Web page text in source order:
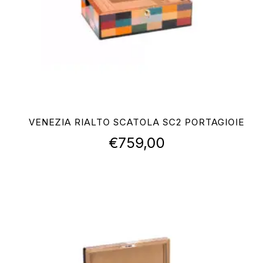
VENEZIA RIALTO SCATOLA SC2 PORTAGIOIE
€759,00